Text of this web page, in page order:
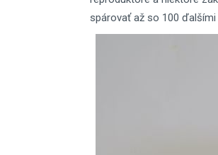
spárovať až so 100